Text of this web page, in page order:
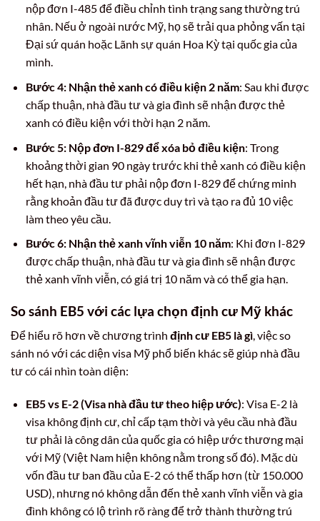
nộp đơn I-485 để điều chỉnh tình trạng sang thường trú
nhân. Nếu ở ngoài nước Mỹ, họ sẽ trải qua phỏng vấn tại
Đại sứ quán hoặc Lãnh sự quán Hoa Kỳ tại quốc gia của
mình.
Bước 4: Nhận thẻ xanh có điều kiện 2 năm: Sau khi được
chấp thuận, nhà đầu tư và gia đình sẽ nhận được thẻ
xanh có điều kiện với thời hạn 2 năm.
Bước 5: Nộp đơn I-829 để xóa bỏ điều kiện: Trong
khoảng thời gian 90 ngày trước khi thẻ xanh có điều kiện
hết hạn, nhà đầu tư phải nộp đơn I-829 để chứng minh
rằng khoản đầu tư đã được duy trì và tạo ra đủ 10 việc
làm theo yêu cầu.
Bước 6: Nhận thẻ xanh vĩnh viễn 10 năm: Khi đơn I-829
được chấp thuận, nhà đầu tư và gia đình sẽ nhận được
thẻ xanh vĩnh viễn, có giá trị 10 năm và có thể gia hạn.
So sánh EB5 với các lựa chọn định cư Mỹ khác
Để hiểu rõ hơn về chương trình định cư EB5 là gì, việc so
sánh nó với các diện visa Mỹ phổ biến khác sẽ giúp nhà đầu
tư có cái nhìn toàn diện:
EB5 vs E-2 (Visa nhà đầu tư theo hiệp ước): Visa E-2 là
visa không định cư, chỉ cấp tạm thời và yêu cầu nhà đầu
tư phải là công dân của quốc gia có hiệp ước thương mại
với Mỹ (Việt Nam hiện không nằm trong số đó). Mặc dù
vốn đầu tư ban đầu của E-2 có thể thấp hơn (từ 150.000
USD), nhưng nó không dẫn đến thẻ xanh vĩnh viễn và gia
đình không có lộ trình rõ ràng để trở thành thường trú